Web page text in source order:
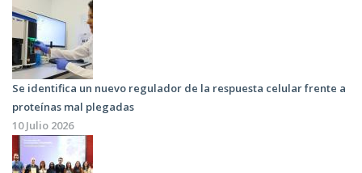
Se identifica un nuevo regulador de la respuesta celular frente a
proteínas mal plegadas
10 Julio 2026